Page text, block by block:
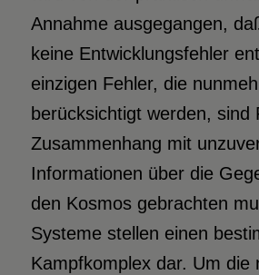
Annahme ausgegangen,
keine Entwicklungsfehler
einzigen Fehler, die
berücksichtigt werden, sind
Zusammenhang mit
Informationen über die
den Kosmos gebrachten
Systeme stellen einen
Kampfkomplex dar. Um die